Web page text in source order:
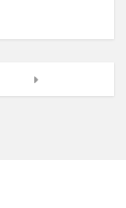
Prejšnji